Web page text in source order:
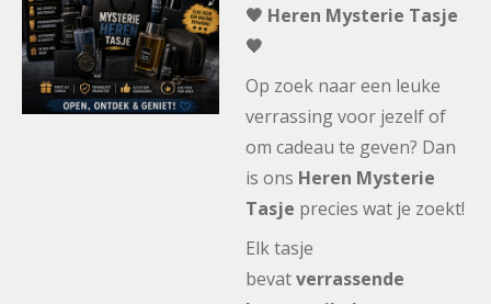
🖤 Heren Mysterie Tasje
🖤
Op zoek naar een leuke
verrassing voor jezelf of
om cadeau te geven? Dan
is ons Heren Mysterie
Tasje precies wat je zoekt!
Elk tasje
bevatverrassende